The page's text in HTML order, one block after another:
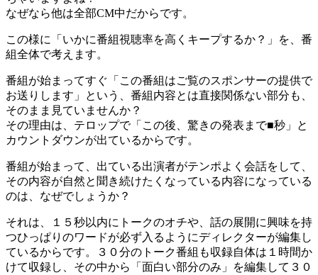
なぜなら他は全部CM中だからです。
この様に「いかに番組視聴率を高くキープするか？」を、番
組全体で考えます。
番組が始まってすぐ「この番組はご覧のスポンサーの提供で
お送りします」という、番組内容とは直接関係ない部分も、
そのまま見ていませんか？
その理由は、テロップで「この後、驚きの発表まで■秒」と
カウントダウンが出ているからです。
番組が始まって、出ている出演者がテンポよく会話をして、
その内容が自然と聞き続けたくなっている内容になっている
のは、なぜでしょうか？
それは、１５秒以内にトークのオチや、話の展開に興味を持
つひっぱりのワードが必ず入るようにディレクターが編集し
ているからです。３０分のトーク番組も収録自体は１時間か
けて収録し、その中から「面白い部分のみ」を編集して３０